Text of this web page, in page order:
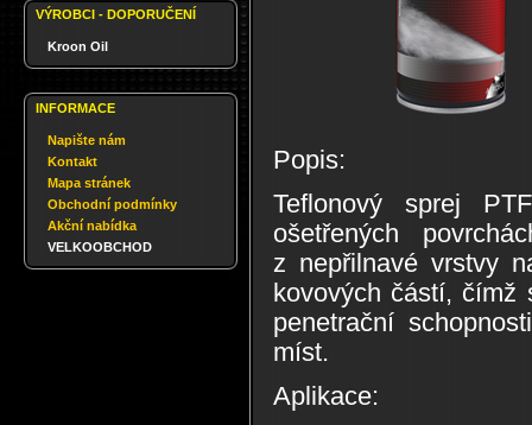
VÝROBCI - DOPORUČENÍ
Kroon Oil
INFORMACE
Napište nám
Kontakt
Mapa stránek
Obchodní podmínky
Akční nabídka
VELKOOBCHOD
Popis:
Teflonový sprej
ošetřených
z nepřilnavé vrstvy
kovových částí, čímž
penetrační
míst.
Aplikace: